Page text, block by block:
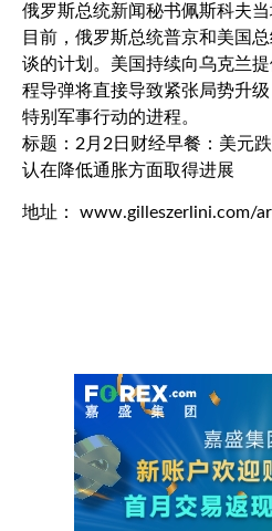
俄罗斯总统新闻秘书佩斯科夫
目前，俄罗斯总统普京和美国
谈的计划。美国持续向乌克兰
程导弹将直接导致紧张局势升
特别军事行动的进程。
标题：2月2日财经早餐：美元
认在降低通胀方面取得进展
地址： www.gilleszerlini.com/